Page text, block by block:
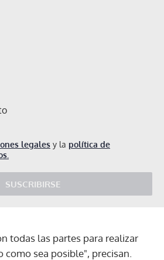
legales y la política de
SUSCRIBIRSE
todas las partes para realizar
sea posible", precisan.